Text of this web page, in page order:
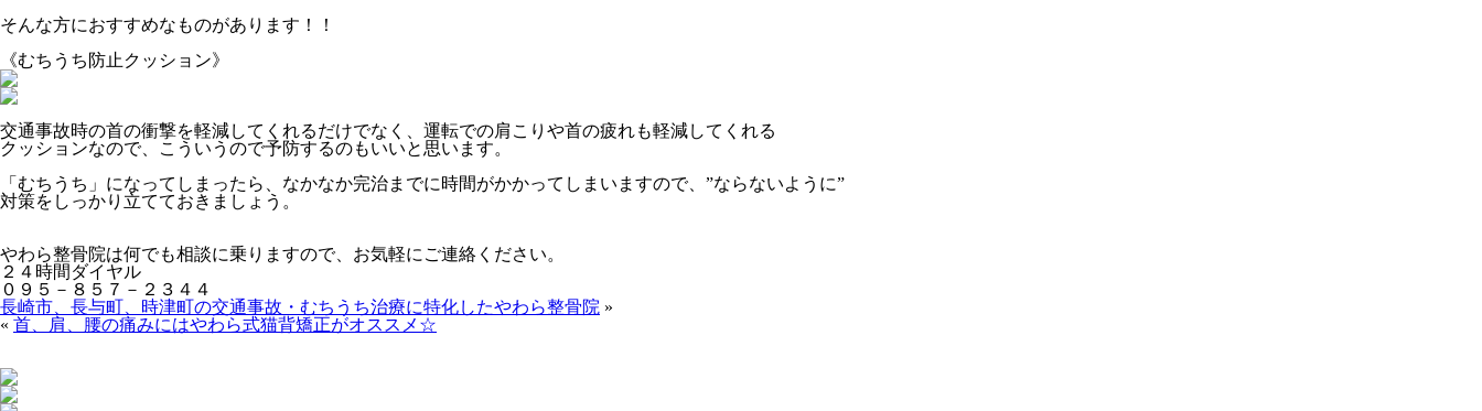
そんな方におすすめなものがあります！！
《むちうち防止クッション》
交通事故時の首の衝撃を軽減してくれるだけでなく、運転での肩こりや首の疲れも軽減してくれる
クッションなので、こういうので予防するのもいいと思います。
「むちうち」になってしまったら、なかなか完治までに時間がかかってしまいますので、”ならないように”
対策をしっかり立てておきましょう。
やわら整骨院は何でも相談に乗りますので、お気軽にご連絡ください。
２４時間ダイヤル
０９５－８５７－２３４４
長崎市、長与町、時津町の交通事故・むちうち治療に特化したやわら整骨院 »
« 首、肩、腰の痛みにはやわら式猫背矯正がオススメ☆